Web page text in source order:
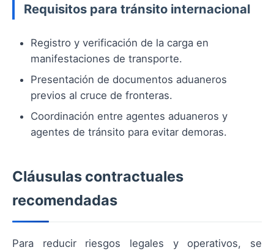
Requisitos para tránsito internacional
Registro y verificación de la carga en
manifestaciones de transporte.
Presentación de documentos aduaneros
previos al cruce de fronteras.
Coordinación entre agentes aduaneros y
agentes de tránsito para evitar demoras.
Cláusulas contractuales
recomendadas
Para reducir riesgos legales y operativos, se